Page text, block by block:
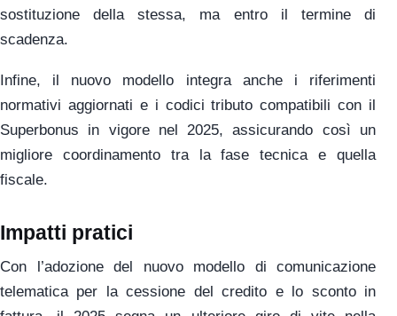
sostituzione della stessa, ma entro il termine di
scadenza.
Infine, il nuovo modello integra anche i riferimenti
normativi aggiornati e i codici tributo compatibili con il
Superbonus in vigore nel 2025, assicurando così un
migliore coordinamento tra la fase tecnica e quella
fiscale.
Impatti pratici
Con l’adozione del nuovo modello di comunicazione
telematica per la cessione del credito e lo sconto in